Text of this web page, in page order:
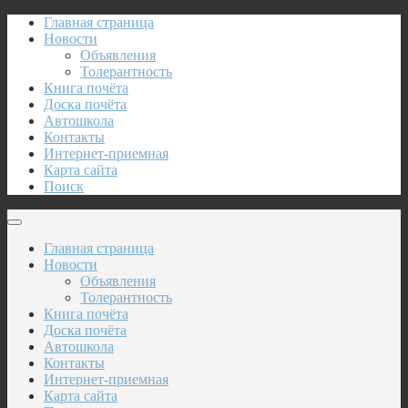
Главная страница
Новости
Объявления
Толерантность
Книга почёта
Доска почёта
Автошкола
Контакты
Интернет-приемная
Карта сайта
Поиск
Главная страница
Новости
Объявления
Толерантность
Книга почёта
Доска почёта
Автошкола
Контакты
Интернет-приемная
Карта сайта